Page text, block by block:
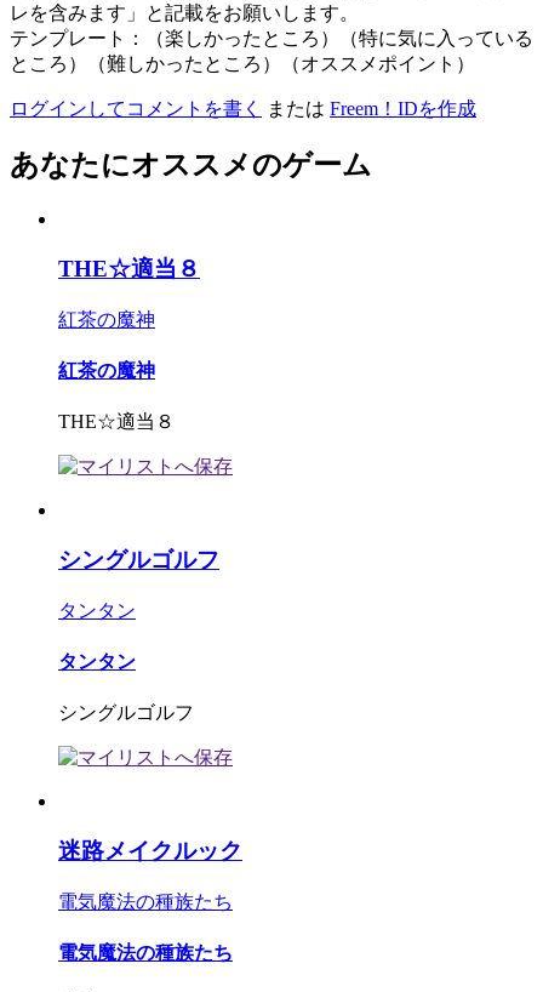
レを含みます」と記載をお願いします。
テンプレート：（楽しかったところ）（特に気に入っている
ところ）（難しかったところ）（オススメポイント）
ログインしてコメントを書く または Freem！IDを作成
あなたにオススメのゲーム
THE☆適当８
紅茶の魔神
紅茶の魔神
THE☆適当８
シングルゴルフ
タンタン
タンタン
シングルゴルフ
迷路メイクルック
電気魔法の種族たち
電気魔法の種族たち